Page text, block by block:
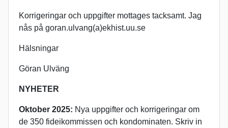
Korrigeringar och uppgifter mottages tacksamt. Jag
nås på goran.ulvang(a)ekhist.uu.se
Hälsningar
Göran Ulväng
NYHETER
Oktober 2025: Nya uppgifter och korrigeringar om
de 350 fideikommissen och kondominaten. Skriv in